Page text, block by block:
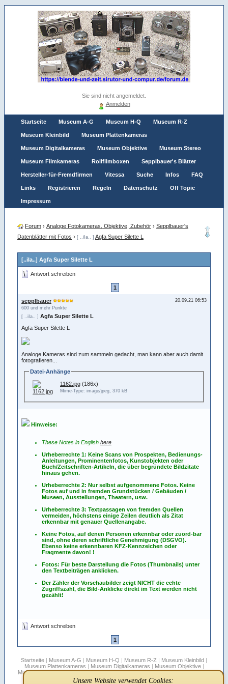
Sie sind nicht angemeldet.
Anmelden
Startseite Museum A-G Museum H-Q Museum R-Z
Museum Kleinbild Museum Plattenkameras
Museum Digitalkameras Museum Objektive Museum Stereo
Museum Filmkameras Rollfilmboxen Sepplbauer's Blätter
Hersteller-für-Fremdfirmen Vitessa Suche Infos FAQ
Links Registrieren Regeln Datenschutz Off Topic
Impressum
Forum › Analoge Fotokameras, Objektive, Zubehör › Sepplbauer's
Datenblätter mit Fotos › [ ..iIa.. ] Agfa Super Silette L
[..iIa..] Agfa Super Silette L
Antwort schreiben
1
20.09.21 06:53
sepplbauer
600 und mehr Punkte
[ ..iIa.. ] Agfa Super Silette L
Agfa Super Silette L
Analoge Kameras sind zum sammeln gedacht, man kann aber auch damit
fotografieren...
Datei-Anhänge
1162.jpg (186x)
Mime-Type: image/jpeg, 370 kB
Hinweise:
These Notes in English here
Urheberrechte 1: Keine Scans von Prospekten, Bedienungs-
Anleitungen, Prominentenfotos, Kunstobjekten oder
Buch/Zeitschriften-Artikeln, die über begründete Bildzitate
hinaus gehen.
Urheberrechte 2: Nur selbst aufgenommene Fotos. Keine
Fotos auf und in fremden Grundstücken / Gebäuden /
Museen, Ausstellungen, Theatern, usw.
Urheberrechte 3: Textpassagen von fremden Quellen
vermeiden, höchstens einige Zeilen deutlich als Zitat
erkennbar mit genauer Quellenangabe.
Keine Fotos, auf denen Personen erkennbar oder zuord-bar
sind, ohne deren schriftliche Genehmigung (DSGVO).
Ebenso keine erkennbaren KFZ-Kennzeichen oder
Fragmente davon! !
Fotos: Für beste Darstellung die Fotos (Thumbnails) unter
den Textbeiträgen anklicken.
Der Zähler der Vorschaubilder zeigt NICHT die echte
Zugriffszahl, die Bild-Anklicke direkt im Text werden nicht
gezählt!
Antwort schreiben
1
Startseite | Museum A-G | Museum H-Q | Museum R-Z | Museum Kleinbild |
Museum Plattenkameras | Museum Digitalkameras | Museum Objektive|
Museum Stereo|Museum Filmkameras|Rollfilmboxen|Sepplbauer's Blätter|
Hersteller-für-Fremdfirmen|Vitessa|Suche| Infos|FAQ
Unsere Website verwendet Cookies: